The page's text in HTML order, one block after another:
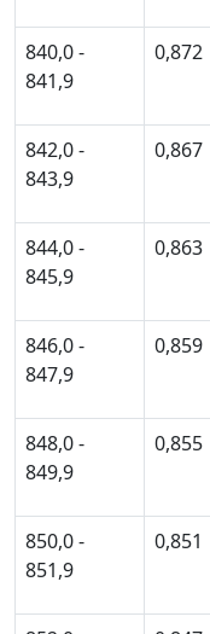
840,0 -
841,9
0,872
842,0 -
843,9
0,867
844,0 -
845,9
0,863
846,0 -
847,9
0,859
848,0 -
849,9
0,855
850,0 -
851,9
0,851